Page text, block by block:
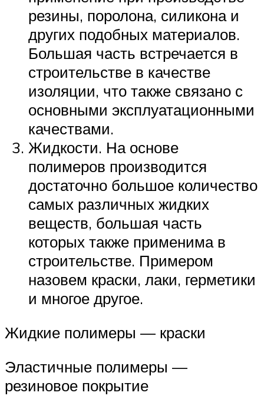
резины, поролона, силикона и
других подобных материалов.
Большая часть встречается в
строительстве в качестве
изоляции, что также связано с
основными эксплуатационными
качествами.
Жидкости. На основе
полимеров производится
достаточно большое количество
самых различных жидких
веществ, большая часть
которых также применима в
строительстве. Примером
назовем краски, лаки, герметики
и многое другое.
Жидкие полимеры — краски
Эластичные полимеры —
резиновое покрытие